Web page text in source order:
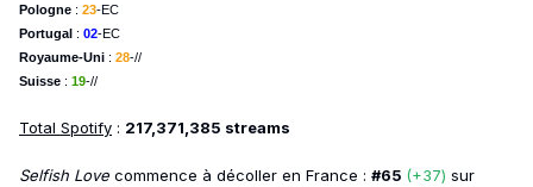
Pologne : 23-EC
Portugal : 02-EC
Royaume-Uni : 28-//
Suisse : 19-//
Total Spotify : 217,371,385 streams
Selfish Love commence à décoller en France : #65 (+37) sur